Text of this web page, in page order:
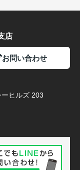
店
お問い合わせ
ヒルズ 203